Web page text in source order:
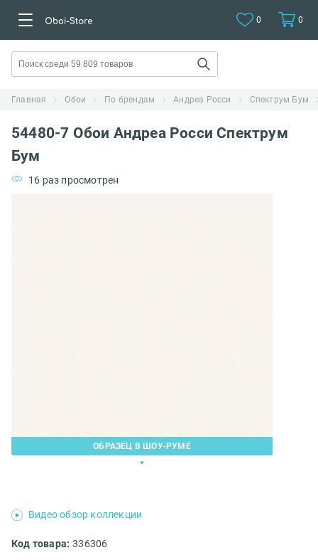
0 0
Главная Обои По брендам Андреа Росси Спектрум Бум
54480-7 Обои Андреа Росси Спектрум
Бум
16 раз просмотрен
ОБРАЗЕЦ В ШОУ-РУМЕ
Код товара: 336306
Видео обзор коллекции